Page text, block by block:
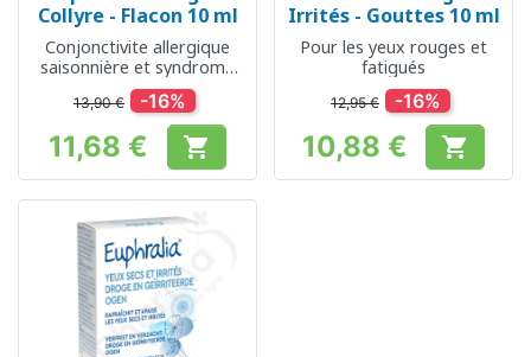
Collyre - Flacon 10 ml
Conjonctivite allergique
saisonnière et syndrome
de l'oeil sec
13,90 € -16%
Prix
11,68 € 
Irrités - Gouttes 10 ml
Pour les yeux rouges et
fatigués
12,95 € -16%
Prix
10,88 € 